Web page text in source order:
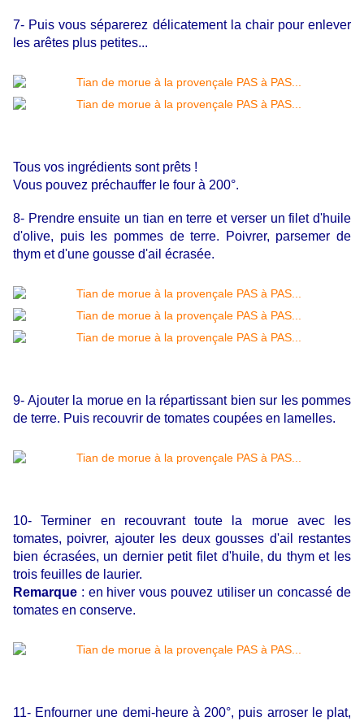
7- Puis vous séparerez délicatement la chair pour enlever
les arêtes plus petites...
Tous vos ingrédients sont prêts !
Vous pouvez préchauffer le four à 200°.
8- Prendre ensuite un tian en terre et verser un filet d'huile
d'olive, puis les pommes de terre. Poivrer, parsemer de
thym et d'une gousse d'ail écrasée.
9- Ajouter la morue en la répartissant bien sur les pommes
de terre. Puis recouvrir de tomates coupées en lamelles.
10- Terminer en recouvrant toute la morue avec les
tomates, poivrer, ajouter les deux gousses d'ail restantes
bien écrasées, un dernier petit filet d'huile, du thym et les
trois feuilles de laurier.
Remarque : en hiver vous pouvez utiliser un concassé de
tomates en conserve.
11- Enfourner une demi-heure à 200°, puis arroser le plat,